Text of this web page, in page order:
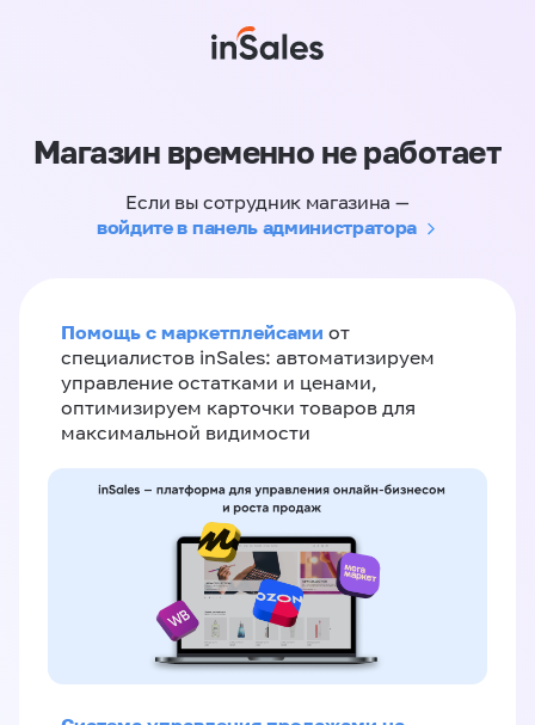
Магазин временно не работает
Если вы сотрудник магазина —
войдите в панель администратора
Помощь с маркетплейсами от
специалистов inSales: автоматизируем
управление остатками и ценами,
оптимизируем карточки товаров для
максимальной видимости